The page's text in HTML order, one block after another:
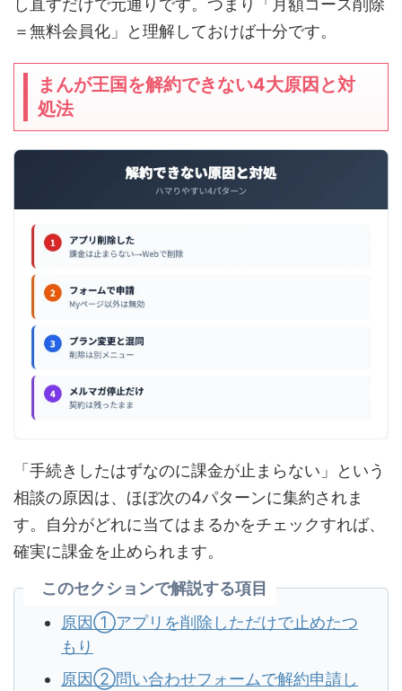
し直すだけで元通りです。つまり「月額コース削除
＝無料会員化」と理解しておけば十分です。
まんが王国を解約できない4大原因と対
処法
「手続きしたはずなのに課金が止まらない」という
相談の原因は、ほぼ次の4パターンに集約されま
す。自分がどれに当てはまるかをチェックすれば、
確実に課金を止められます。
このセクションで解説する項目
原因①アプリを削除しただけで止めたつ
もり
原因②問い合わせフォームで解約申請し